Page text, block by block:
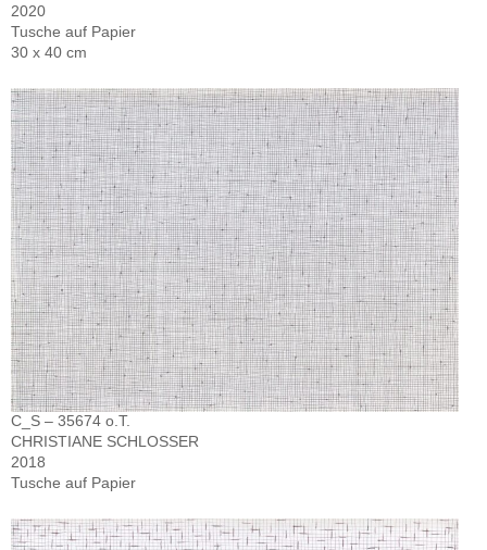
2020
Tusche auf Papier
30 x 40 cm
C_S – 35674 o.T.
CHRISTIANE SCHLOSSER
2018
Tusche auf Papier